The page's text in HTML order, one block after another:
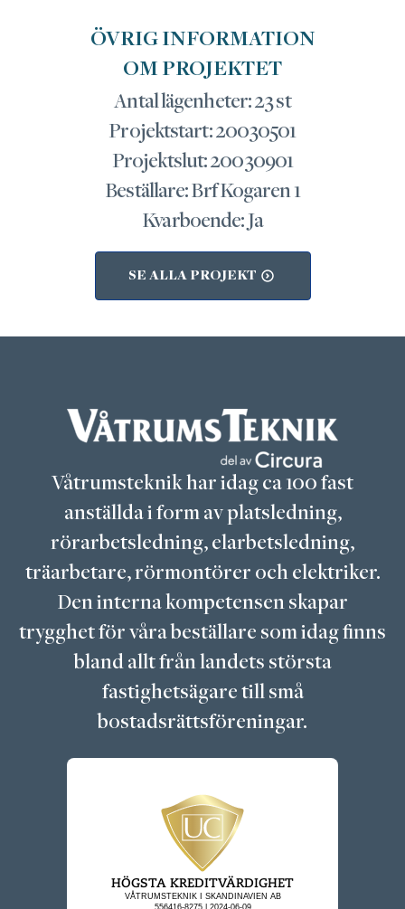
ÖVRIG INFORMATION
OM PROJEKTET
Antal lägenheter: 23 st
Projektstart: 20030501
Projektslut: 20030901
Beställare: Brf Kogaren 1
Kvarboende: Ja
SE ALLA PROJEKT
Våtrumsteknik har idag ca 100 fast
anställda i form av platsledning,
rörarbetsledning, elarbetsledning,
träarbetare, rörmontörer och elektriker.
Den interna kompetensen skapar
trygghet för våra beställare som idag finns
bland allt från landets största
fastighetsägare till små
bostadsrättsföreningar.